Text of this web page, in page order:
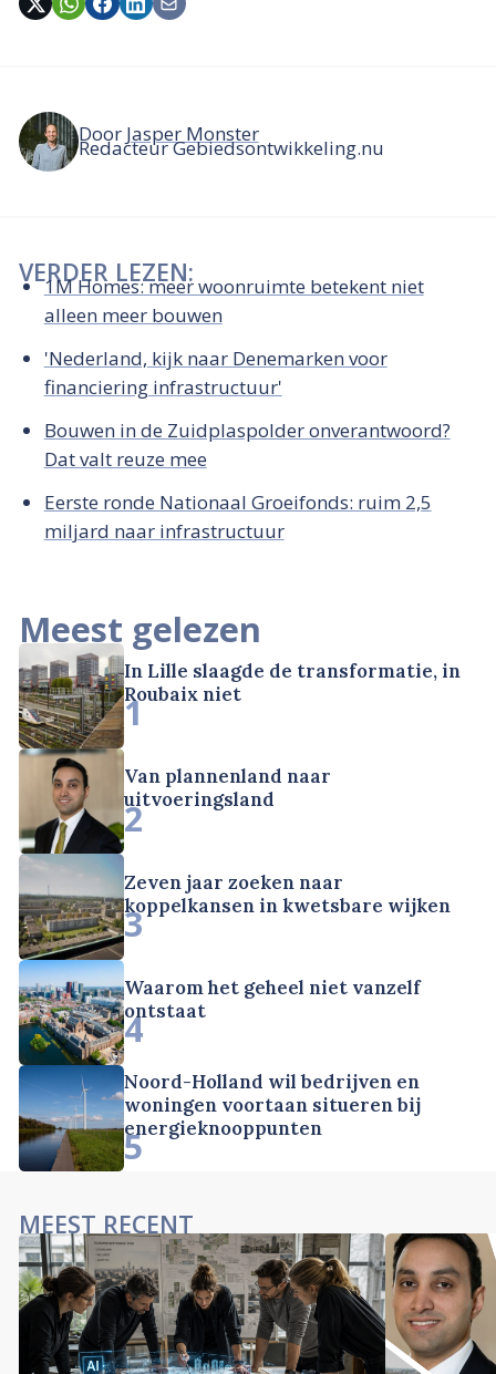
Door Jasper Monster
Redacteur Gebiedsontwikkeling.nu
VERDER LEZEN:
1M Homes: meer woonruimte betekent niet
alleen meer bouwen
'Nederland, kijk naar Denemarken voor
financiering infrastructuur'
Bouwen in de Zuidplaspolder onverantwoord?
Dat valt reuze mee
Eerste ronde Nationaal Groeifonds: ruim 2,5
miljard naar infrastructuur
Meest gelezen
In Lille slaagde de transformatie, in
Roubaix niet
1
Van plannenland naar
uitvoeringsland
2
Zeven jaar zoeken naar
koppelkansen in kwetsbare wijken
3
Waarom het geheel niet vanzelf
ontstaat
4
Noord-Holland wil bedrijven en
woningen voortaan situeren bij
energieknooppunten
5
MEEST RECENT